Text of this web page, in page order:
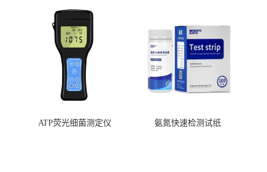
ATP荧光细菌测定仪 氨氮快速检测试纸